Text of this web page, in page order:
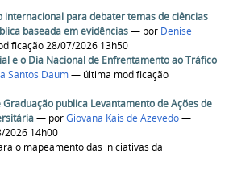
internacional para debater temas de ciências
baseada em evidências— por Denise
28/07/2026 13h50
e o Dia Nacional de Enfrentamento ao Tráfico
Santos Daum— última modificação
Graduação publica Levantamento de Ações de
— porGiovana Kais de Azevedo—
2026 14h00
o mapeamento das iniciativas da